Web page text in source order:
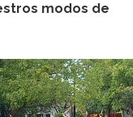
modos de